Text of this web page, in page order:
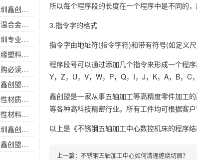
精密铜件加工厂家-深圳鑫创盟精密铜件加工：高精度、快交期、定制化优选方案的首选商家
高温合金加工厂家-高温合金加工采购指南：鑫创盟精密工艺对比与客户案例信任背书详解篇
导电金属零件厂家-深圳专业导电金属零件厂家鑫创盟：采购必读，品质与成本平衡之道
绝缘塑料零件厂家-绝缘塑料零件厂家采购指南：鑫创盟精密定制品质可靠降本增效首选方案
耐磨材质加工厂家-采购必读：耐磨材质加工厂家如何选？鑫创盟高耐磨低成本方案权威解析
来图加工厂家-深圳市鑫创盟机电技术有限公司来图加工厂家专业定制服务精准高效值得信赖
弹性材质零件厂家-弹性材质零件采购参考：深圳鑫创盟工艺、服务与客户案例对比详解指南
磁性材料加工厂家-磁性材料加工厂家采购参考之深圳鑫创盟机电技术有限公司深度专业解析
来图定制零件厂家-深圳鑫创盟机电来图定制零件厂家采购参考与专业工艺优势深度全面解析
来样加工厂家-深圳市鑫创盟机电来样加工厂家：精准定制，解决非标零件采购难题参考
所以每个程序段的长度在一个程序中是不同的
3.指令字的格式
指令字由地址符(指令字符)和带有符号(如定义
程序段号可以通过添加几个指令来形成一个程
Y，Z，U，V，W，P，Q，I，J，K，A，B，C
鑫创盟是一家从事五轴加工等高精度零件加工
等各种高科技精密行业。所有工件均可根据客
以上是 《不锈钢五轴加工中心数控机床的程序结
上一篇： 不锈钢五轴加工中心如何清理缠绕切屑？